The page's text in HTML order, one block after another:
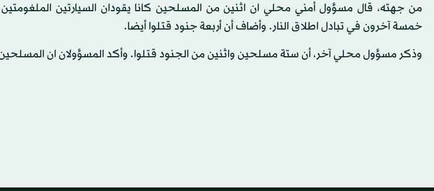
من جهته، قال مسؤول أمني محلي ان اثنين من المسلحين كانا يقودان السيارتين الملغومتين
خمسة آخرون في تبادل اطلاق النار. وأضاف أن أربعة جنود قتلوا أيضا.
وذكر مسؤول محلي آخر، أن ستة مسلحين واثنين من الجنود قتلوا. وأكد المسؤولان ان